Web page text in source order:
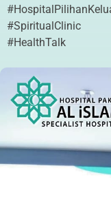
#SpiritualClinic
#HealthTalk